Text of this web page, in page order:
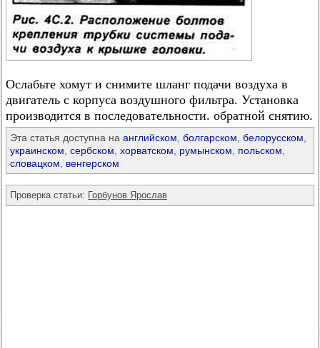
Ослабьте хомут и снимите шланг подачи воздуха в
двигатель с корпуса воздушного фильтра. Установка
производится в последовательности. обратной снятию.
Эта статья доступна на английском болгарском белорусском
украинском сербском хорватском румынском польском
словацком
венгерском
Проверка статьи: Горбунов Ярослав